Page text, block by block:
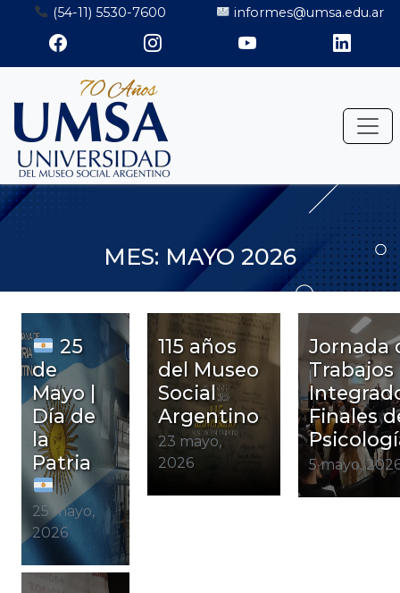
Saltar
contenido
(54-11) 5530-7600 informes@umsa.edu.ar
MES: MAYO 2026
25
de
Mayo |
Día de
la
Patria
25 mayo,
2026
115 años
del Museo
Social
Argentino
23 mayo,
2026
Jornada
Trabajos
Finales
5 mayo,